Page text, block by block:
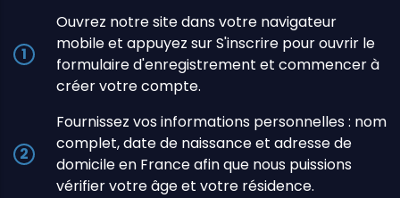
Ouvrez notre site dans votre navigateur
mobile et appuyez sur S'inscrire pour ouvrir le
formulaire d'enregistrement et commencer à
créer votre compte.
Fournissez vos informations personnelles : nom
complet, date de naissance et adresse de
domicile en France afin que nous puissions
vérifier votre âge et votre résidence.